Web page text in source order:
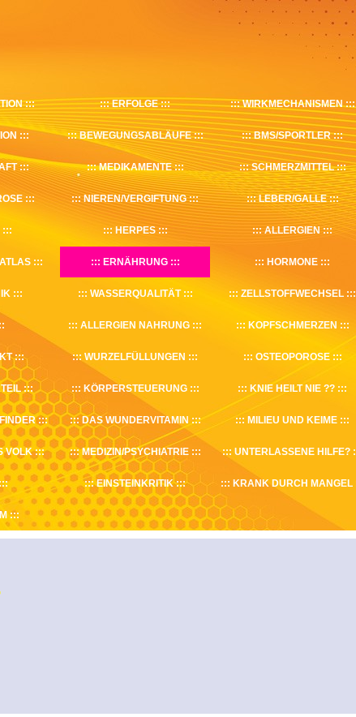
ERFOLGE WIRKMECHANISMEN
BEWEGUNGSABLÄUFE BMS/SPORTLER
MEDIKAMENTE SCHMERZMITTEL
NIEREN/VERGIFTUNG LEBER/GALLE
HERPES ALLERGIEN
ERNÄHRUNG HORMONE
WASSERQUALITÄT ZELLSTOFFWECHSEL
ALLERGIEN NAHRUNG KOPFSCHMERZEN
WURZELFÜLLUNGEN OSTEOPOROSE
KÖRPERSTEUERUNG KNIE HEILT NIE ??
DAS WUNDERVITAMIN MILIEU UND KEIME
VOLK MEDIZIN/PSYCHIATRIE UNTERLASSENE HILFE?
EINSTEINKRITIK KRANK DURCH MANGEL